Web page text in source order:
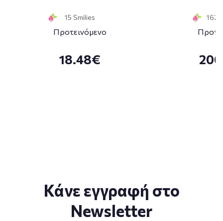
15 Smilies
Προτεινόμενο
18.48€
162
Κάνε εγγραφή στο
Newsletter